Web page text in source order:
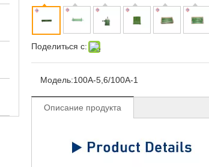
Поделиться с:
Модель:100A-5,6/100A-1
Описание продукта